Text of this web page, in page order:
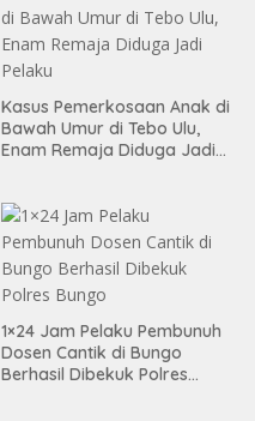
Kasus Pemerkosaan Anak di
Bawah Umur di Tebo Ulu,
Enam Remaja Diduga Jadi
1×24 Jam Pelaku Pembunuh
Dosen Cantik di Bungo
Berhasil Dibekuk Polres